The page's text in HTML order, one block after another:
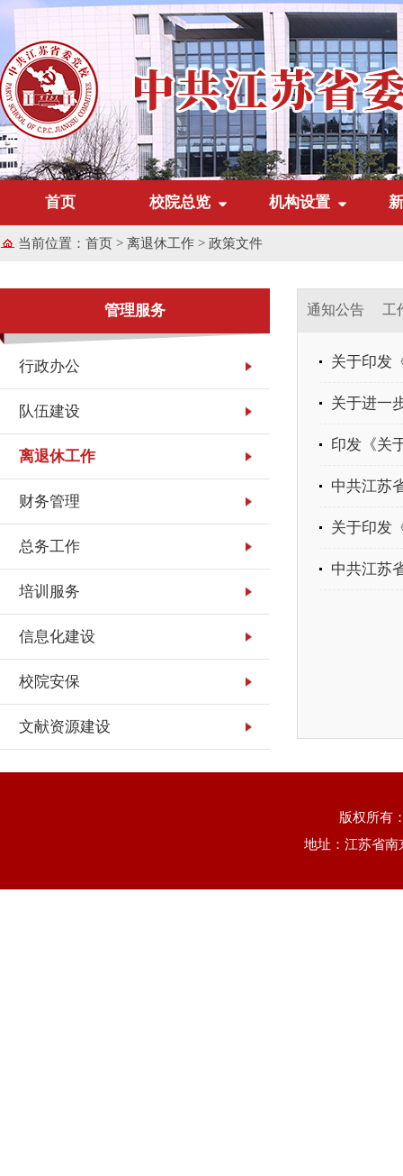
首页 校院总览 机构设置
当前位置： 首页 > 离退休工作 > 政策文件
管理服务
行政办公
队伍建设
离退休工作
财务管理
总务工作
培训服务
信息化建设
校院安保
文献资源建设
通知公告 工
关于印发
关于进一
印发《关
中共江苏
关于印发
中共江苏
版权所有
地址：江苏省南